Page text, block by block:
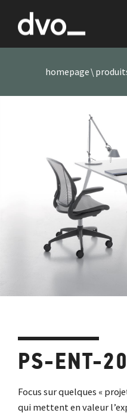
homepage
PS-ENT-
Focus sur quelques «
qui mettent en valeur